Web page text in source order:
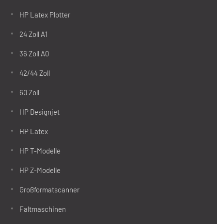
HP Latex Plotter
24 Zoll A1
36 Zoll A0
42/44 Zoll
60 Zoll
HP Designjet
HP Latex
HP T-Modelle
HP Z-Modelle
Großformatscanner
Faltmaschinen